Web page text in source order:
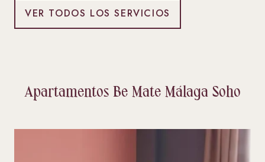
VER TODOS LOS SERVICIOS
Apartamentos Be Mate Málaga Soho